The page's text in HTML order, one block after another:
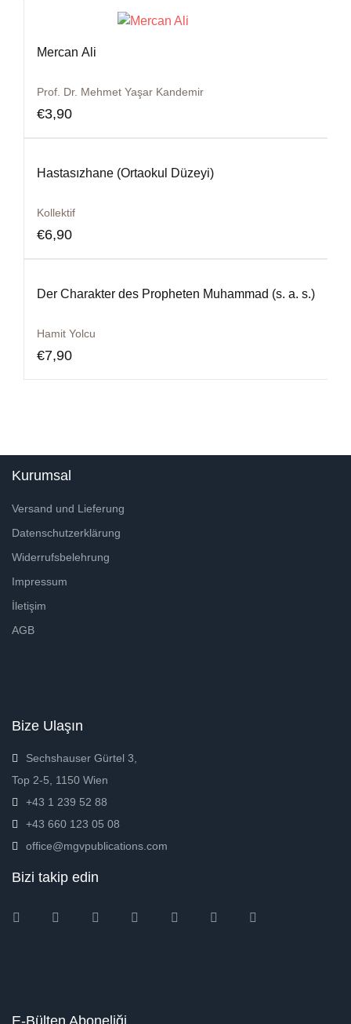
Mercan Ali
Prof. Dr. Mehmet Yaşar Kandemir
€3,90
Hastasızhane (Ortaokul Düzeyi)
Kollektif
€6,90
Der Charakter des Propheten Muhammad (s. a. s.)
Hamit Yolcu
€7,90
Kurumsal
Versand und Lieferung
Datenschutzerklärung
Widerrufsbelehrung
Impressum
İletişim
AGB
Bize Ulaşın
Sechshauser Gürtel 3,
Top 2-5, 1150 Wien
+43 1 239 52 88
+43 660 123 05 08
office@mgvpublications.com
Bizi takip edin
InstagramFacebookTwitter Amazon Pinterest
E-Bülten Aboneliği